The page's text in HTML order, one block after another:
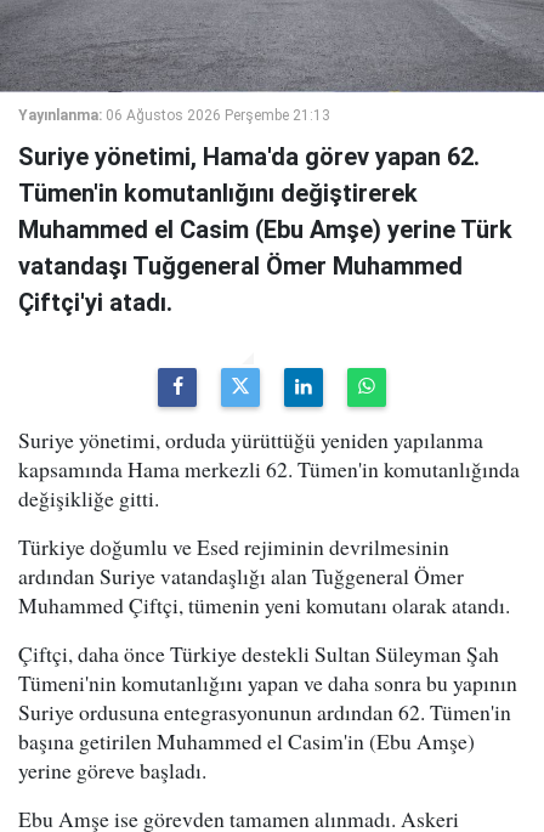
Yayınlanma: 06 Ağustos 2026 Perşembe 21:13
Suriye yönetimi, Hama'da görev yapan 62.
Tümen'in komutanlığını değiştirerek
Muhammed el Casim (Ebu Amşe) yerine Türk
vatandaşı Tuğgeneral Ömer Muhammed
Çiftçi'yi atadı.
Suriye yönetimi, orduda yürüttüğü yeniden yapılanma
kapsamında Hama merkezli 62. Tümen'in komutanlığında
değişikliğe gitti.
Türkiye doğumlu ve Esed rejiminin devrilmesinin
ardından Suriye vatandaşlığı alan Tuğgeneral Ömer
Muhammed Çiftçi, tümenin yeni komutanı olarak atandı.
Çiftçi, daha önce Türkiye destekli Sultan Süleyman Şah
Tümeni'nin komutanlığını yapan ve daha sonra bu yapının
Suriye ordusuna entegrasyonunun ardından 62. Tümen'in
başına getirilen Muhammed el Casim'in (Ebu Amşe)
yerine göreve başladı.
Ebu Amşe ise görevden tamamen alınmadı. Askeri